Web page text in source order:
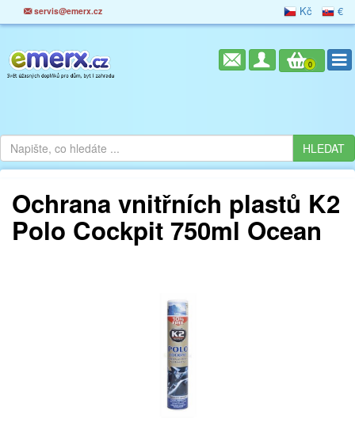
servis@emerx.cz Kč €
0
Ochrana vnitřních plastů K2
Polo Cockpit 750ml Ocean